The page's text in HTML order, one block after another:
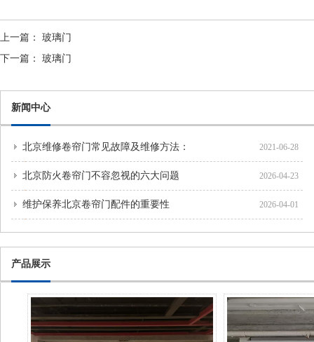
上一篇：
玻璃门
下一篇： 玻璃门
新闻中心
北京维修卷帘门常见故障及维修方法： 2021-06-28
北京防火卷帘门不容忽视的六大问题 2026-04-23
维护保养北京卷帘门配件的重要性 2026-04-01
产品展示